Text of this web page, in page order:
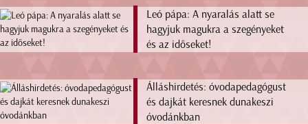
Leó pápa: A nyaralás alatt se
hagyjuk magukra a szegényeket
és az időseket!
Álláshirdetés: óvodapedagógust
és dajkát keresnek dunakeszi
óvodánkban